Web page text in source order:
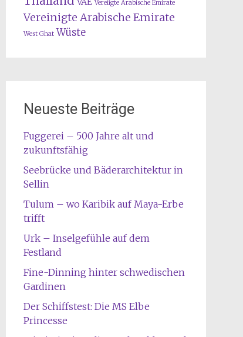
Vereiigte Arabische Emirate
Vereinigte Arabische Emirate
West Ghat Wüste
Neueste Beiträge
Fuggerei – 500 Jahre alt und
zukunftsfähig
Seebrücke und Bäderarchitektur in
Sellin
Tulum – wo Karibik auf Maya-Erbe
trifft
Urk – Inselgefühle auf dem
Festland
Fine-Dinning hinter schwedischen
Gardinen
Der Schiffstest: Die MS Elbe
Princesse